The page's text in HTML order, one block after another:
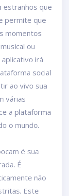
estranhos que
permite que
momentos
ou
irá
social
ao vivo sua
várias
a plataforma
o mundo.
é sua
É
não
Este